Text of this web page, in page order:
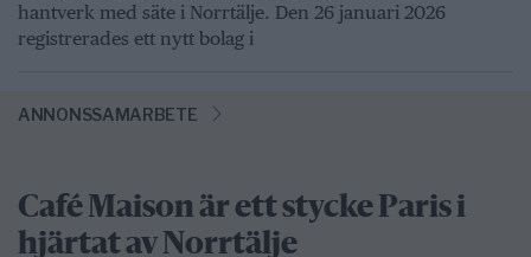
hantverk med säte i Norrtälje. Den 26 januari 2026
registrerades ett nytt bolag i
ANNONSSAMARBETE
Café Maison är ett stycke Paris i
hjärtat av Norrtälje